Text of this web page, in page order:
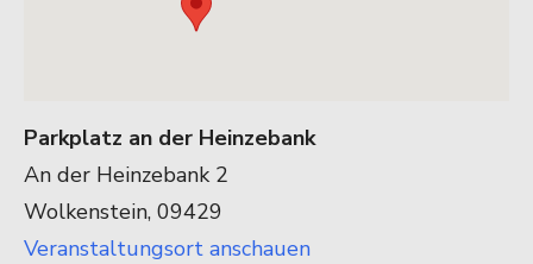
Parkplatz an der Heinzebank
An der Heinzebank 2
Wolkenstein, 09429
Veranstaltungsort anschauen